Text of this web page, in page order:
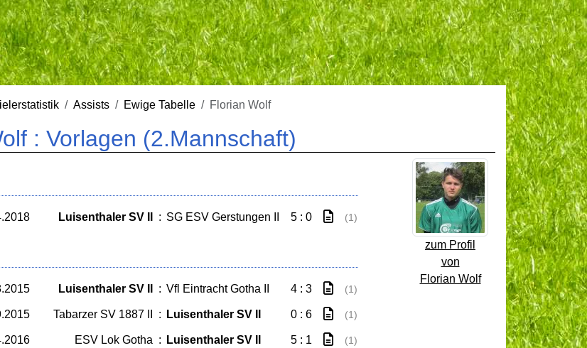
Assists Ewige Tabelle Florian Wolf
: Vorlagen (2.Mannschaft)
zum Profil
von
Florian Wolf
Luisenthaler SV II : SG ESV Gerstungen II 5 : 0 (1)
Luisenthaler SV II : Vfl Eintracht Gotha II 4 : 3 (1)
Tabarzer SV 1887 II : Luisenthaler SV II 0 : 6 (1)
ESV Lok Gotha : Luisenthaler SV II 5 : 1 (1)